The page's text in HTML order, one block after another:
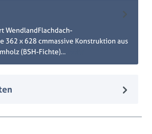
WendlandFlachdach-
362 x 628 cmmassive Konstruktion aus
(BSH-Fichte)…